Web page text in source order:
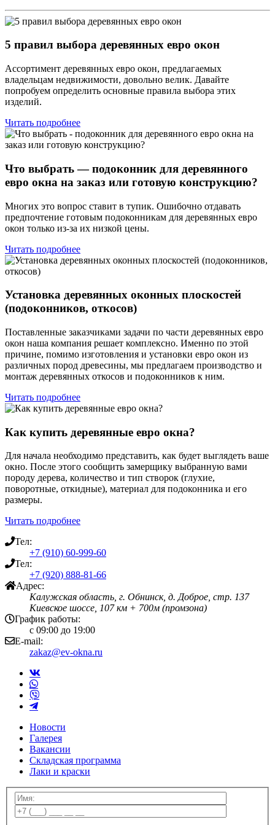
5 правил выбора деревянных евро окон
Ассортимент деревянных евро окон, предлагаемых
владельцам недвижимости, довольно велик. Давайте
попробуем определить основные правила выбора этих
изделий.
Читать подробнее
Что выбрать — подоконник для деревянного
евро окна на заказ или готовую конструкцию?
Многих это вопрос ставит в тупик. Ошибочно отдавать
предпочтение готовым подоконникам для деревянных евро
окон только из-за их низкой цены.
Читать подробнее
Установка деревянных оконных плоскостей
(подоконников, откосов)
Поставленные заказчиками задачи по части деревянных евро
окон наша компания решает комплексно. Именно по этой
причине, помимо изготовления и установки евро окон из
различных пород древесины, мы предлагаем производство и
монтаж деревянных откосов и подоконников к ним.
Читать подробнее
Как купить деревянные евро окна?
Для начала необходимо представить, как будет выглядеть ваше
окно. После этого сообщить замерщику выбранную вами
породу дерева, количество и тип створок (глухие,
поворотные, откидные), материал для подоконника и его
размеры.
Читать подробнее
Тел:
+7 (910) 60-999-60
Тел:
+7 (920) 888-81-66
Адрес:
Калужская область, г. Обнинск, д. Доброе, стр. 137
Киевское шоссе, 107 км + 700м (промзона)
График работы:
с 09:00 до 19:00
E-mail:
zakaz@ev-okna.ru
Новости
Галерея
Вакансии
Складская программа
Лаки и краски